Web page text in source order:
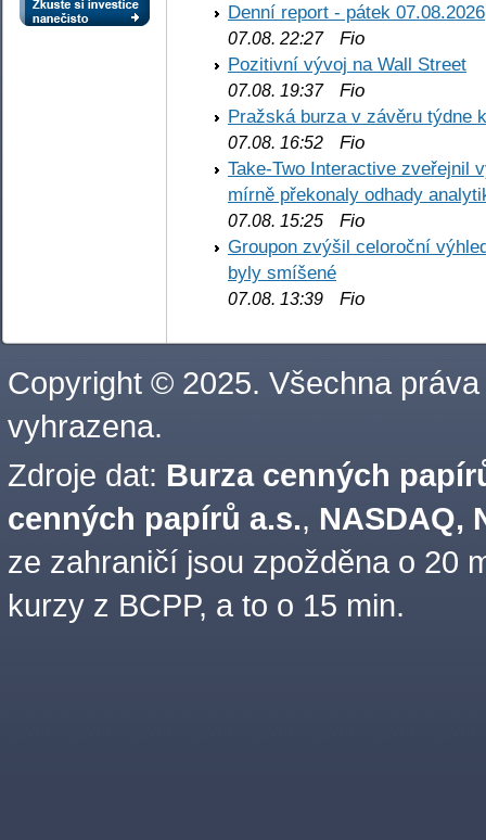
Denní report - pátek 07.08.2026
07.08. 22:27Fio
Pozitivní vývoj na Wall Street
07.08. 19:37Fio
Pražská burza v závěru týdne
07.08. 16:52 Fio
Take-Two Interactive zveřejnil
mírně překonaly odhady
07.08. 15:25 Fio
Groupon zvýšil celoroční
byly smíšené
07.08. 13:39 Fio
Copyright © 2025. Všechna práva
vyhrazena.
Zdroje dat: Burza cenných
cenných papírů a.s., NASDAQ,
ze zahraničí jsou zpožděna o 20
kurzy z BCPP, a to o 15 min.